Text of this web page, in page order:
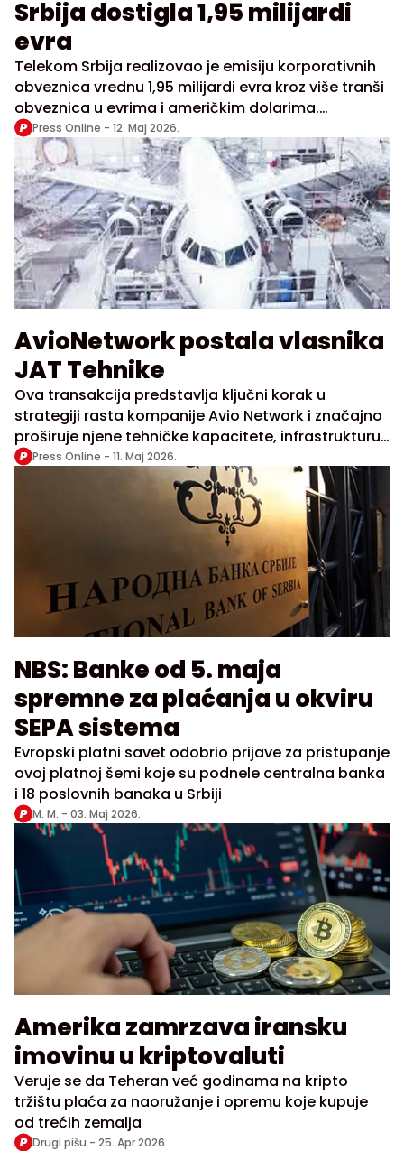
Srbija dostigla 1,95 milijardi
evra
Telekom Srbija realizovao je emisiju korporativnih
obveznica vrednu 1,95 milijardi evra kroz više tranši
obveznica u evrima i američkim dolarima.
Kompanija navodi da je interesovanje investitora
bilo izuzetno veliko, uz ukupnu tražnju od gotovo
13,9 milijardi dolara i učešće oko 300
međunarodnih institucionalnih investitora.
Press Online - 12. Maj 2026.
AvioNetwork postala vlasnika
JAT Tehnike
Ova transakcija predstavlja ključni korak u
strategiji rasta kompanije Avio Network i značajno
proširuje njene tehničke kapacitete, infrastrukturu i
tržišni domet širom Evrope
Press Online - 11. Maj 2026.
NBS: Banke od 5. maja
spremne za plaćanja u okviru
SEPA sistema
Evropski platni savet odobrio prijave za pristupanje
ovoj platnoj šemi koje su podnele centralna banka
i 18 poslovnih banaka u Srbiji
M. M. - 03. Maj 2026.
Amerika zamrzava iransku
imovinu u kriptovaluti
Veruje se da Teheran već godinama na kripto
tržištu plaća za naoružanje i opremu koje kupuje
od trećih zemalja
Drugi pišu - 25. Apr 2026.